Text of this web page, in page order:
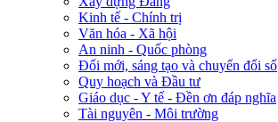
Kinh tế - Chính trị
Văn hóa - Xã hội
An ninh - Quốc phòng
Đổi mới, sáng tạo và chuyển đổi số
Quy hoạch và Đầu tư
Giáo dục - Y tế - Đền ơn đáp nghĩa
Tài nguyên - Môi trường